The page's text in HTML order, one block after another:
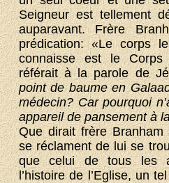
Seigneur est tellement
auparavant. Frère
prédication: «Le corps
connaisse est le
référait à la parole de
point de baume en
médecin? Car pourquoi
appareil de pansement à
Que dirait frère Branham
se réclament de lui se
que celui de tous les
l’histoire de l’Eglise, un